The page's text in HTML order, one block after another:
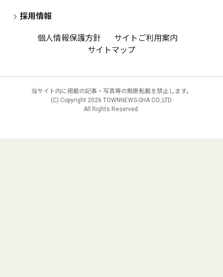
採用情報
個人情報保護方針
サイトご利用案内
サイトマップ
当サイト内に掲載の記事・写真等の無断転載を禁止します。
(C) Copyright 2026 TOWNNEWS-SHA CO.,LTD.
All Rights Reserved.